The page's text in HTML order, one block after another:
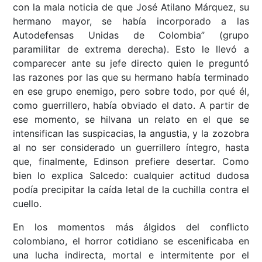
con la mala noticia de que José Atilano Márquez, su
hermano mayor, se había incorporado a las
Autodefensas Unidas de Colombia” (grupo
paramilitar de extrema derecha). Esto le llevó a
comparecer ante su jefe directo quien le preguntó
las razones por las que su hermano había terminado
en ese grupo enemigo, pero sobre todo, por qué él,
como guerrillero, había obviado el dato. A partir de
ese momento, se hilvana un relato en el que se
intensifican las suspicacias, la angustia, y la zozobra
al no ser considerado un guerrillero íntegro, hasta
que, finalmente, Edinson prefiere desertar. Como
bien lo explica Salcedo: cualquier actitud dudosa
podía precipitar la caída letal de la cuchilla contra el
cuello.
En los momentos más álgidos del conflicto
colombiano, el horror cotidiano se escenificaba en
una lucha indirecta, mortal e intermitente por el